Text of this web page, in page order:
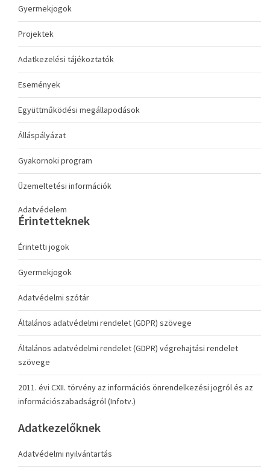
Gyermekjogok
Projektek
Adatkezelési tájékoztatók
Események
Együttműködési megállapodások
Álláspályázat
Gyakornoki program
Üzemeltetési információk
Adatvédelem
Érintetteknek
Érintetti jogok
Gyermekjogok
Adatvédelmi szótár
Általános adatvédelmi rendelet (GDPR) szövege
Általános adatvédelmi rendelet (GDPR) végrehajtási rendelet
szövege
2011. évi CXII. törvény az információs önrendelkezési jogról és az
információszabadságról (Infotv.)
Adatkezelőknek
Adatvédelmi nyilvántartás